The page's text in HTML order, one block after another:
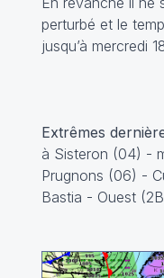
perturbé et le
jusqu’à mercredi
Extrêmes
à Sisteron (04) -
Prugnons (06) -
Bastia - Ouest